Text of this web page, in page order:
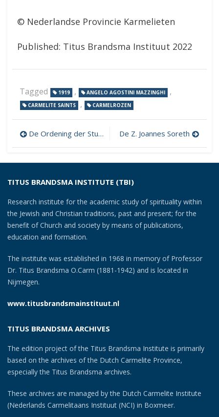
© Nederlandse Provincie Karmelieten
Published: Titus Brandsma Instituut 2022
Tagged 1919 , ANGELO AGOSTINI MAZZINGHI ,
CARMELITE SAINTS , CARMELROZEN
Post
navigation
De Ordening der Studiën bij de Carmelieten De Z. Joannes Soreth
TITUS BRANDSMA INSTITUTE (TBI)
Research institute for the academic study of spirituality within
the Jewish and Christian traditions, past and present; for the
benefit of Church and society by means of publications,
education and formation.
The institute was established in 1968 in memory of Professor
Dr. Titus Brandsma O.Carm (1881-1942) and is located in
Nijmegen.
www.titusbrandsmainstituut.nl
TITUS BRANDSMA ARCHIVES
The edition project of the Titus Brandsma Institute is primarily
based on the archives of the Dutch Carmelite Province,
especially the Titus Brandsma archives.
These archives are managed by the Dutch Carmelite Institute
(Nederlands Carmelitaans Instituut (NCI) in Boxmeer.